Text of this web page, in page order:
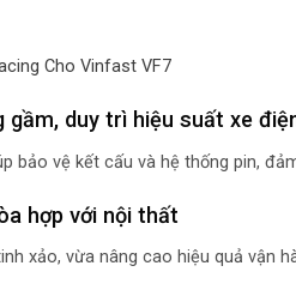
gầm, duy trì hiệu suất xe
bảo vệ kết cấu và hệ thống pin,
hợp với nội thất
xảo, vừa nâng cao hiệu quả vận